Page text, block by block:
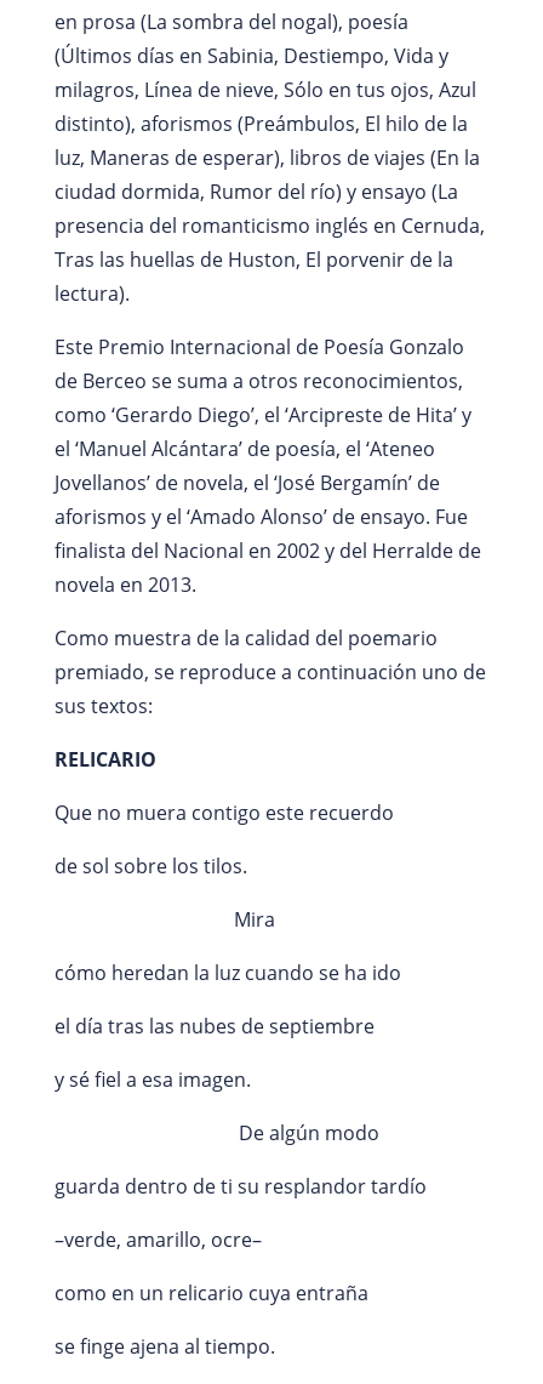
en prosa (La sombra del nogal), poesía
(Últimos días en Sabinia, Destiempo, Vida y
milagros, Línea de nieve, Sólo en tus ojos, Azul
distinto), aforismos (Preámbulos, El hilo de la
luz, Maneras de esperar), libros de viajes (En la
ciudad dormida, Rumor del río) y ensayo (La
presencia del romanticismo inglés en Cernuda,
Tras las huellas de Huston, El porvenir de la
lectura).
Este Premio Internacional de Poesía Gonzalo
de Berceo se suma a otros reconocimientos,
como ‘Gerardo Diego’, el ‘Arcipreste de Hita’ y
el ‘Manuel Alcántara’ de poesía, el ‘Ateneo
Jovellanos’ de novela, el ‘José Bergamín’ de
aforismos y el ‘Amado Alonso’ de ensayo. Fue
finalista del Nacional en 2002 y del Herralde de
novela en 2013.
Como muestra de la calidad del poemario
premiado, se reproduce a continuación uno de
sus textos:
RELICARIO
Que no muera contigo este recuerdo
de sol sobre los tilos.
Mira
cómo heredan la luz cuando se ha ido
el día tras las nubes de septiembre
y sé fiel a esa imagen.
De algún modo
guarda dentro de ti su resplandor tardío
–verde, amarillo, ocre–
como en un relicario cuya entraña
se finge ajena al tiempo.